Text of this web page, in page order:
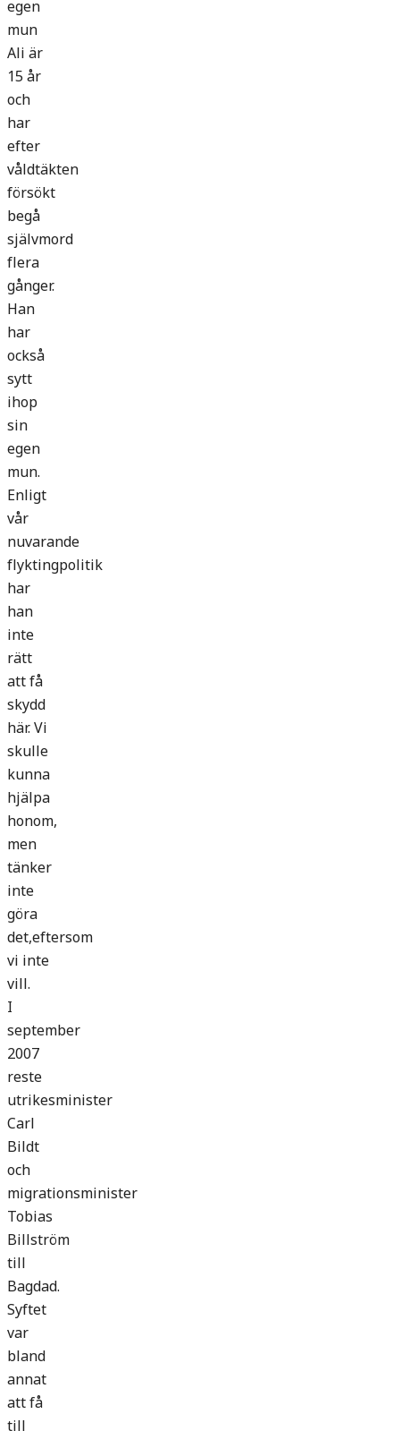
egen
mun
Ali är
15 år
och
har
efter
våldtäkten
försökt
begå
självmord
flera
gånger.
Han
har
också
sytt
ihop
sin
egen
mun.
Enligt
vår
nuvarande
flyktingpolitik
har
han
inte
rätt
att få
skydd
här. Vi
skulle
kunna
hjälpa
honom,
men
tänker
inte
göra
det,eftersom
vi inte
vill.
I
september
2007
reste
utrikesminister
Carl
Bildt
och
migrationsminister
Tobias
Billström
till
Bagdad.
Syftet
var
bland
annat
att få